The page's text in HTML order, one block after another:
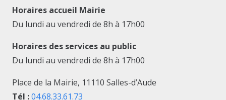
Horaires accueil Mairie
Du lundi au vendredi de 8h à 17h00
Horaires des services au public
Du lundi au vendredi de 8h à 17h00
Place de la Mairie, 11110 Salles-d’Aude
Tél :04.68.33.61.73